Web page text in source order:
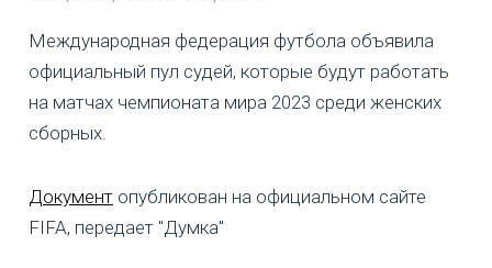
Международная федерация футбола объявила
официальный пул судей, которые будут работать
на матчах чемпионата мира 2023 среди женских
сборных.
Документ опубликован на официальном сайте
FIFA, передает "Думка"